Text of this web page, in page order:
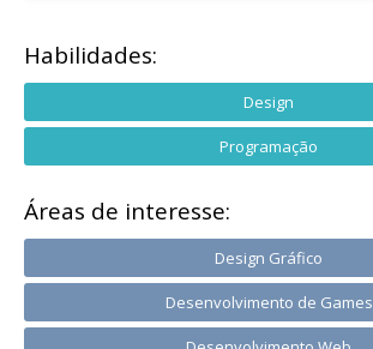
Habilidades:
Design
Programação
Áreas de interesse:
Design Gráfico
Desenvolvimento de Games